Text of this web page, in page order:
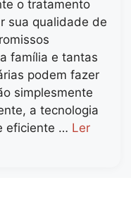
o tratamento
sua qualidade de
família e tantas
podem fazer
simplesmente
a tecnologia
eficiente … Ler